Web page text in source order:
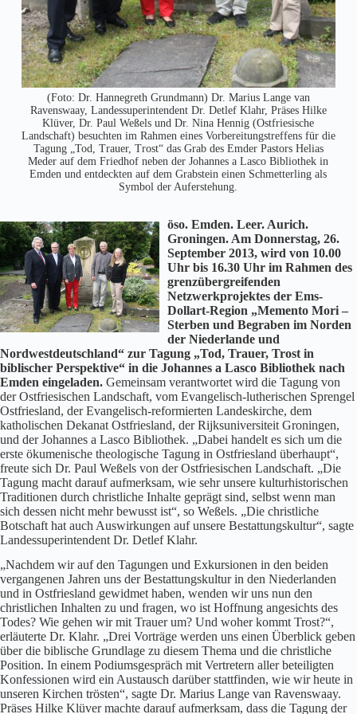
(Foto: Dr. Hannegreth Grundmann) Dr. Marius Lange van
Ravenswaay, Landessuperintendent Dr. Detlef Klahr, Präses Hilke
Klüver, Dr. Paul Weßels und Dr. Nina Hennig (Ostfriesische
Landschaft) besuchten im Rahmen eines Vorbereitungstreffens für die
Tagung „Tod, Trauer, Trost“ das Grab des Emder Pastors Helias
Meder auf dem Friedhof neben der Johannes a Lasco Bibliothek in
Emden und entdeckten auf dem Grabstein einen Schmetterling als
Symbol der Auferstehung.
öso. Emden. Leer. Aurich.
Groningen. Am Donnerstag, 26.
September 2013, wird von 10.00
Uhr bis 16.30 Uhr im Rahmen des
grenzübergreifenden
Netzwerkprojektes der Ems-
Dollart-Region „Memento Mori –
Sterben und Begraben im Norden
der Niederlande und
Nordwestdeutschland“ zur Tagung „Tod, Trauer, Trost in
biblischer Perspektive“ in die Johannes a Lasco Bibliothek nach
Emden eingeladen. Gemeinsam verantwortet wird die Tagung von
der Ostfriesischen Landschaft, vom Evangelisch-lutherischen Sprengel
Ostfriesland, der Evangelisch-reformierten Landeskirche, dem
katholischen Dekanat Ostfriesland, der Rijksuniversiteit Groningen,
und der Johannes a Lasco Bibliothek. „Dabei handelt es sich um die
erste ökumenische theologische Tagung in Ostfriesland überhaupt“,
freute sich Dr. Paul Weßels von der Ostfriesischen Landschaft. „Die
Tagung macht darauf aufmerksam, wie sehr unsere kulturhistorischen
Traditionen durch christliche Inhalte geprägt sind, selbst wenn man
sich dessen nicht mehr bewusst ist“, so Weßels. „Die christliche
Botschaft hat auch Auswirkungen auf unsere Bestattungskultur“, sagte
Landessuperintendent Dr. Detlef Klahr.
„Nachdem wir auf den Tagungen und Exkursionen in den beiden
vergangenen Jahren uns der Bestattungskultur in den Niederlanden
und in Ostfriesland gewidmet haben, wenden wir uns nun den
christlichen Inhalten zu und fragen, wo ist Hoffnung angesichts des
Todes? Wie gehen wir mit Trauer um? Und woher kommt Trost?“,
erläuterte Dr. Klahr. „Drei Vorträge werden uns einen Überblick geben
über die biblische Grundlage zu diesem Thema und die christliche
Position. In einem Podiumsgespräch mit Vertretern aller beteiligten
Konfessionen wird ein Austausch darüber stattfinden, wie wir heute in
unseren Kirchen trösten“, sagte Dr. Marius Lange van Ravenswaay.
Präses Hilke Klüver machte darauf aufmerksam, dass die Tagung der